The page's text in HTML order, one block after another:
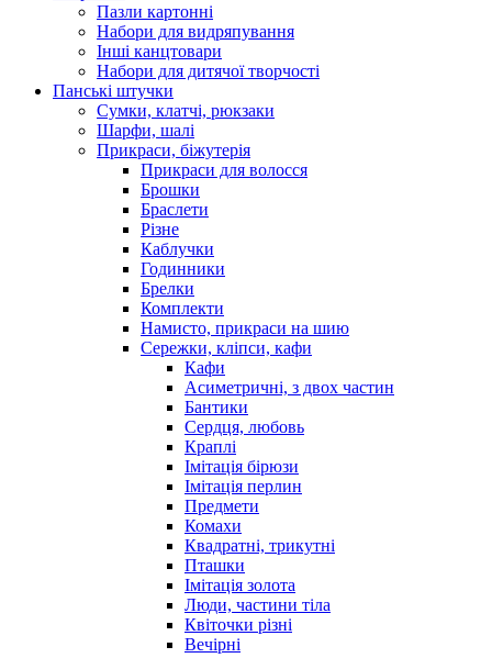
Пазли картонні
Набори для видряпування
Інші канцтовари
Набори для дитячої творчості
Панські штучки
Сумки, клатчі, рюкзаки
Шарфи, шалі
Прикраси, біжутерія
Прикраси для волосся
Брошки
Браслети
Різне
Каблучки
Годинники
Брелки
Комплекти
Намисто, прикраси на шию
Сережки, кліпси, кафи
Кафи
Асиметричні, з двох частин
Бантики
Сердця, любовь
Краплі
Імітація бірюзи
Імітація перлин
Предмети
Комахи
Квадратні, трикутні
Пташки
Імітація золота
Люди, частини тіла
Квіточки різні
Вечірні